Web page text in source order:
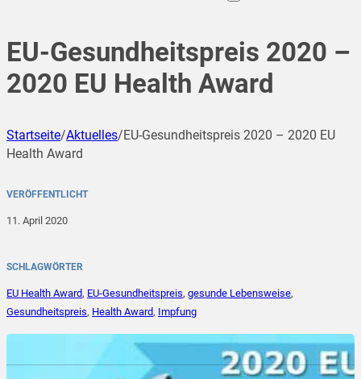
EU-Gesundheitspreis 2020 –
2020 EU Health Award
Startseite/Aktuelles/EU-Gesundheitspreis 2020 – 2020 EU
Health Award
VERÖFFENTLICHT
11. April 2020
SCHLAGWÖRTER
EU Health Award, EU-Gesundheitspreis, gesunde Lebensweise,
Gesundheitspreis, Health Award, Impfung